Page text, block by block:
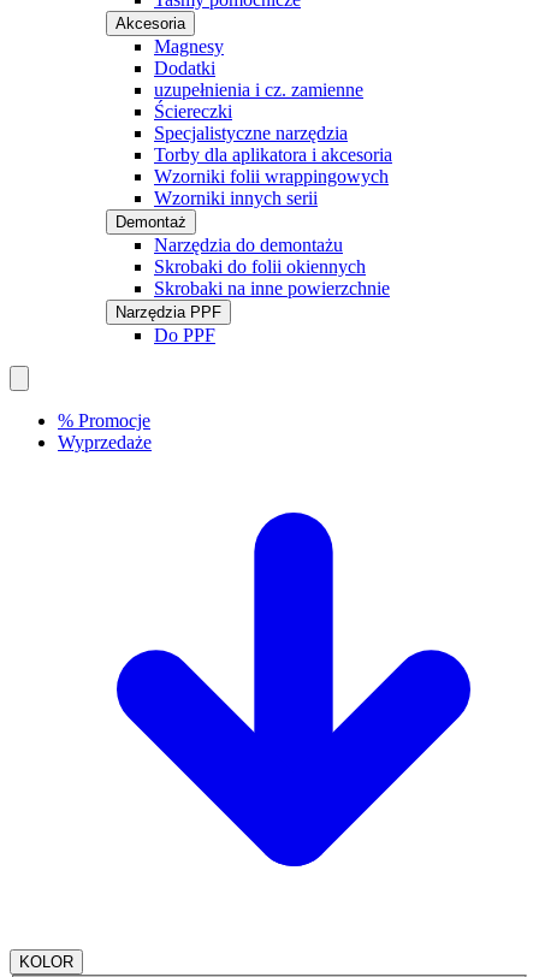
Akcesoria
Magnesy
Dodatki
uzupełnienia i cz. zamienne
Ściereczki
Specjalistyczne narzędzia
Torby dla aplikatora i akcesoria
Wzorniki folii wrappingowych
Wzorniki innych serii
Demontaż
Narzędzia do demontażu
Skrobaki do folii okiennych
Skrobaki na inne powierzchnie
Narzędzia PPF
Do PPF
% Promocje
Wyprzedaże
KOLOR